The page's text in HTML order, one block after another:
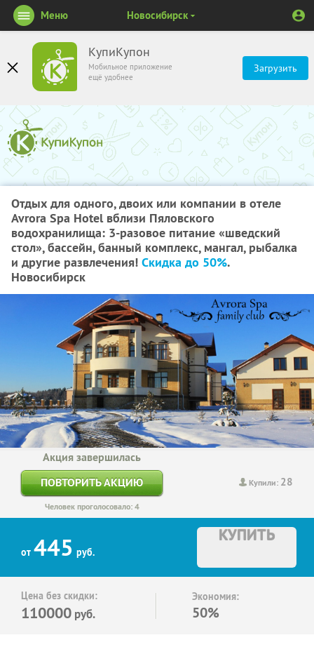
КупиКупон
Мобильное приложение
ещё удобнее
Загрузить
Меню Новосибирск
Отдых для одного, двоих или компании в отеле
Avrora Spa Hotel вблизи Пяловского
водохранилища: 3-разовое питание «шведский
стол», бассейн, банный комплекс, мангал, рыбалка
и другие развлечения! Скидка до 50%.
Новосибирск
Купили: 28
Акция завершилась
ПОВТОРИТЬ АКЦИЮ
Человек проголосовало: 4
от 445 руб.
КУПИТЬ
Цена без скидки:
110000 руб.
Экономия:
50%